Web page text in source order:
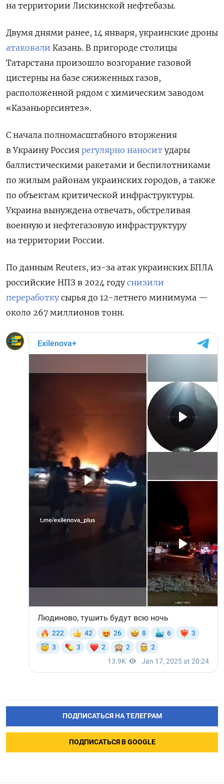
на территории Лискинской нефтебазы.
Двумя днями ранее, 14 января, украинские дроны
атаковали Казань. В пригороде столицы
Татарстана произошло возгорание газовой
цистерны на базе сжиженных газов,
расположенной рядом с химическим заводом
«Казаньоргсинтез».
С начала полномасштабного вторжения
в Украину Россия регулярно наносит удары
баллистическими ракетами и беспилотниками
по жилым районам украинских городов, а также
по объектам критической инфраструктуры.
Украина вынуждена отвечать, обстреливая
военную и нефтегазовую инфраструктуру
на территории России.
По данным Reuters, из-за атак украинских БПЛА
российские НПЗ в 2024 году снизили
переработку сырья до 12-летнего минимума —
около 267 миллионов тонн.
ПОДПИСАТЬСЯ НА ТЕЛЕГРАМ
ПОДПИСАТЬСЯ В GOOGLE